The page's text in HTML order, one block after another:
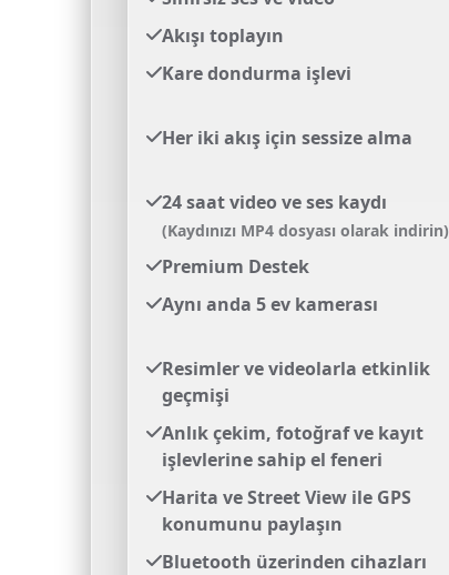
Akışı toplayın
Kare dondurma işlevi
Her iki akış için sessize alma
24 saat video ve ses kaydı
(Kaydınızı MP4 dosyası olarak indirin)
Premium Destek
Aynı anda 5 ev kamerası
Resimler ve videolarla etkinlik
geçmişi
Anlık çekim, fotoğraf ve kayıt
işlevlerine sahip el feneri
Harita ve Street View ile GPS
konumunu paylaşın
Bluetooth üzerinden cihazları